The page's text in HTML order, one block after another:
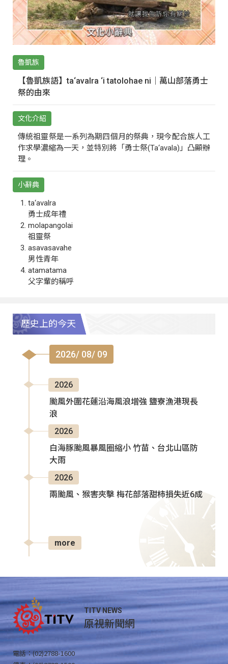
魯凱族
【魯凱族語】ta‘avalra ‘i tatolohae ni｜萬山部落勇士
祭的由來
文化介紹
傳統祖靈祭是一系列為期四個月的祭典，現今配合族人工
作求學濃縮為一天，並特別將「勇士祭(Ta‘avala)」凸顯辦
理。
小辭典
ta‘avalra
勇士成年禮
molapangolai
祖靈祭
asavasavahe
男性青年
atamatama
父字輩的稱呼
歷史上的今天
2026/ 08/ 09
2026
颱風外圍花蓮沿海風浪增強 鹽寮漁港現長
浪
2026
白海豚颱風暴風圈縮小 竹苗、台北山區防
大雨
2026
兩颱風、猴害夾擊 梅花部落甜柿損失近6成
more
TITV NEWS
原視新聞網
電話：(02)2788-1600